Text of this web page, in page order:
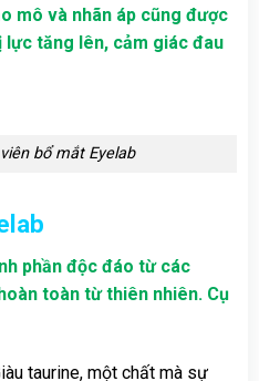
mô và nhãn áp cũng được
tăng lên, cảm giác đau
bổ mắt Eyelab
phần độc đáo từ các
toàn từ thiên nhiên. Cụ
taurine, một chất mà sự